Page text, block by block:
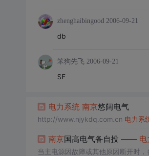
zhenghaibingood 2006-09-21
db
笨狗先飞 2006-09-21
SF
电力系统 南京悠阔电气
http://www.njykdq.com.cn 电力系
南京国高电气备自投 ——
当主电源因故障或其他原因断开时